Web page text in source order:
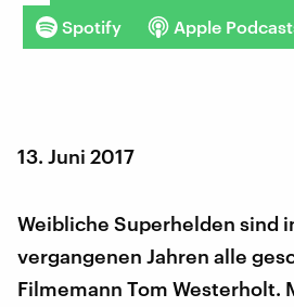
Spotify Apple
13. Juni 2017
Weibliche Superhelden sind
vergangenen Jahren alle
Filmemann Tom Westerholt.